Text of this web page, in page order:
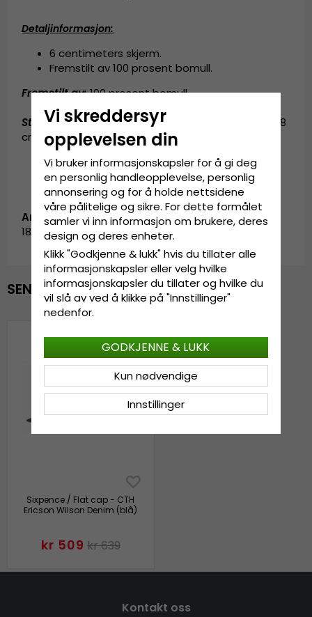
Detaljinformasjon:
6 centimeters skjerm.
Fremstilt av100 prosent bomull.
Fremstilt av:100 prosent bomull.
Størrelsesinformasjon:Small - 56 cm. Medium - 58
cm. Large - 60 cm. X-Large - 62 cm.
Artikkel-ID:
1820s.wilson-1
SENEST VISTE
Sixpence / Flat cap - CTH
Ericson Wilson Denim (blå)
kr 509 kr 639
Kontakt oss
Vi skreddersyr
opplevelsen din
Vi bruker informasjonskapsler for å gi deg
en personlig handleopplevelse, personlig
annonsering og for å holde nettsidene
våre pålitelige og sikre. For dette formålet
samler vi inn informasjon om brukere, deres
design og deres enheter.
Klikk "Godkjenne & lukk" hvis du tillater alle
informasjonskapsler eller velg hvilke
informasjonskapsler du tillater og hvilke du
vil slå av ved å klikke på "Innstillinger"
nedenfor.
Innstillinger
Kun nødvendige
GODKJENNE & LUKK